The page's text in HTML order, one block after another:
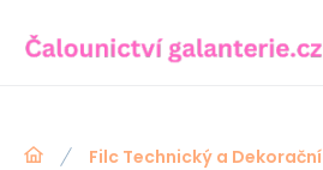
Filc Technický a Dekorační